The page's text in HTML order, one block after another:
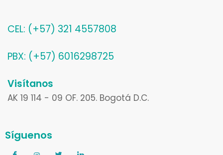
CEL: (+57) 321 4557808
PBX: (+57) 6016298725
Visítanos
AK 19 114 - 09 OF. 205. Bogotá D.C.
Síguenos